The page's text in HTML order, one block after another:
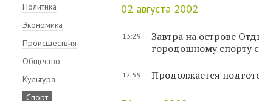
Политика
Экономика
Происшествия
Общество
Культура
Спорт
02 августа 2002
13:29
Завтра на острове
городошному спорту
12:59 Продолжается